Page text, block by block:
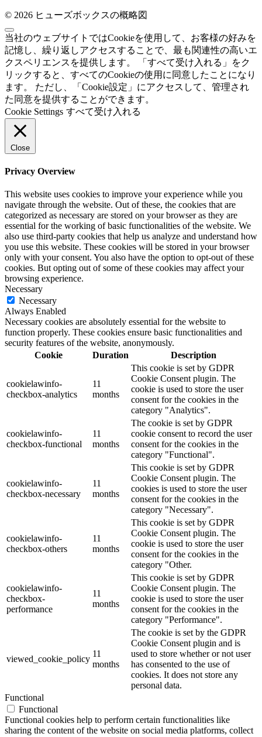
© 2026 ヒューズボックスの概略図
当社のウェブサイトではCookieを使用して、お客様の好みを
記憶し、繰り返しアクセスすることで、最も関連性の高いエ
クスペリエンスを提供します。 「すべて受け入れる」をク
リックすると、すべてのCookieの使用に同意したことになり
ます。 ただし、「Cookie設定」にアクセスして、管理され
た同意を提供することができます。
Cookie Settings すべて受け入れる
Close
Privacy Overview
This website uses cookies to improve your experience while you
navigate through the website. Out of these, the cookies that are
categorized as necessary are stored on your browser as they are
essential for the working of basic functionalities of the website. We
also use third-party cookies that help us analyze and understand how
you use this website. These cookies will be stored in your browser
only with your consent. You also have the option to opt-out of these
cookies. But opting out of some of these cookies may affect your
browsing experience.
Necessary
Necessary
Always Enabled
Necessary cookies are absolutely essential for the website to
function properly. These cookies ensure basic functionalities and
security features of the website, anonymously.
Cookie
Duration Description
cookielawinfo-
checkbox-analytics
11
months
This cookie is set by GDPR
Cookie Consent plugin. The
cookie is used to store the user
consent for the cookies in the
category "Analytics".
cookielawinfo-
checkbox-functional
11
months
The cookie is set by GDPR
cookie consent to record the user
consent for the cookies in the
category "Functional".
cookielawinfo-
checkbox-necessary
11
months
This cookie is set by GDPR
Cookie Consent plugin. The
cookies is used to store the user
consent for the cookies in the
category "Necessary".
cookielawinfo-
checkbox-others
11
months
This cookie is set by GDPR
Cookie Consent plugin. The
cookie is used to store the user
consent for the cookies in the
category "Other.
cookielawinfo-
checkbox-
performance
11
months
This cookie is set by GDPR
Cookie Consent plugin. The
cookie is used to store the user
consent for the cookies in the
category "Performance".
viewed_cookie_policy
11
months
The cookie is set by the GDPR
Cookie Consent plugin and is
used to store whether or not user
has consented to the use of
cookies. It does not store any
personal data.
Functional
Functional
Functional cookies help to perform certain functionalities like
sharing the content of the website on social media platforms, collect